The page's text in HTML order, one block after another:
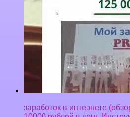
заработок в интернете